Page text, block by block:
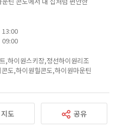
13:00
09:00
,하이원스키장,정선하이원리조
도,하이원힐콘도,하이원마운틴
지도 공유